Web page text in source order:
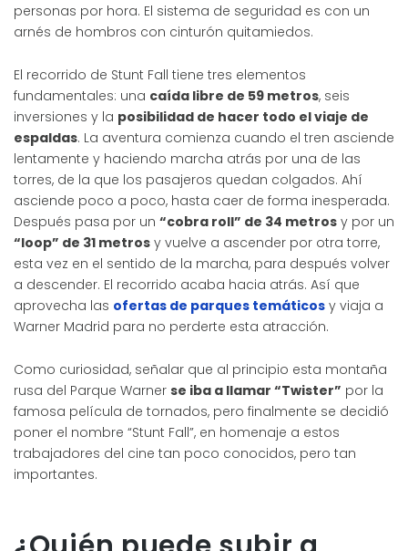
personas por hora. El sistema de seguridad es con un
arnés de hombros con cinturón quitamiedos.
El recorrido de Stunt Fall tiene tres elementos
fundamentales: una caída libre de 59 metros, seis
inversiones y la posibilidad de hacer todo el viaje de
espaldas. La aventura comienza cuando el tren asciende
lentamente y haciendo marcha atrás por una de las
torres, de la que los pasajeros quedan colgados. Ahí
asciende poco a poco, hasta caer de forma inesperada.
Después pasa por un “cobra roll” de 34 metros y por un
“loop” de 31 metros y vuelve a ascender por otra torre,
esta vez en el sentido de la marcha, para después volver
a descender. El recorrido acaba hacia atrás. Así que
aprovecha las ofertas de parques temáticos y viaja a
Warner Madrid para no perderte esta atracción.
Como curiosidad, señalar que al principio esta montaña
rusa del Parque Warner se iba a llamar “Twister” por la
famosa película de tornados, pero finalmente se decidió
poner el nombre “Stunt Fall”, en homenaje a estos
trabajadores del cine tan poco conocidos, pero tan
importantes.